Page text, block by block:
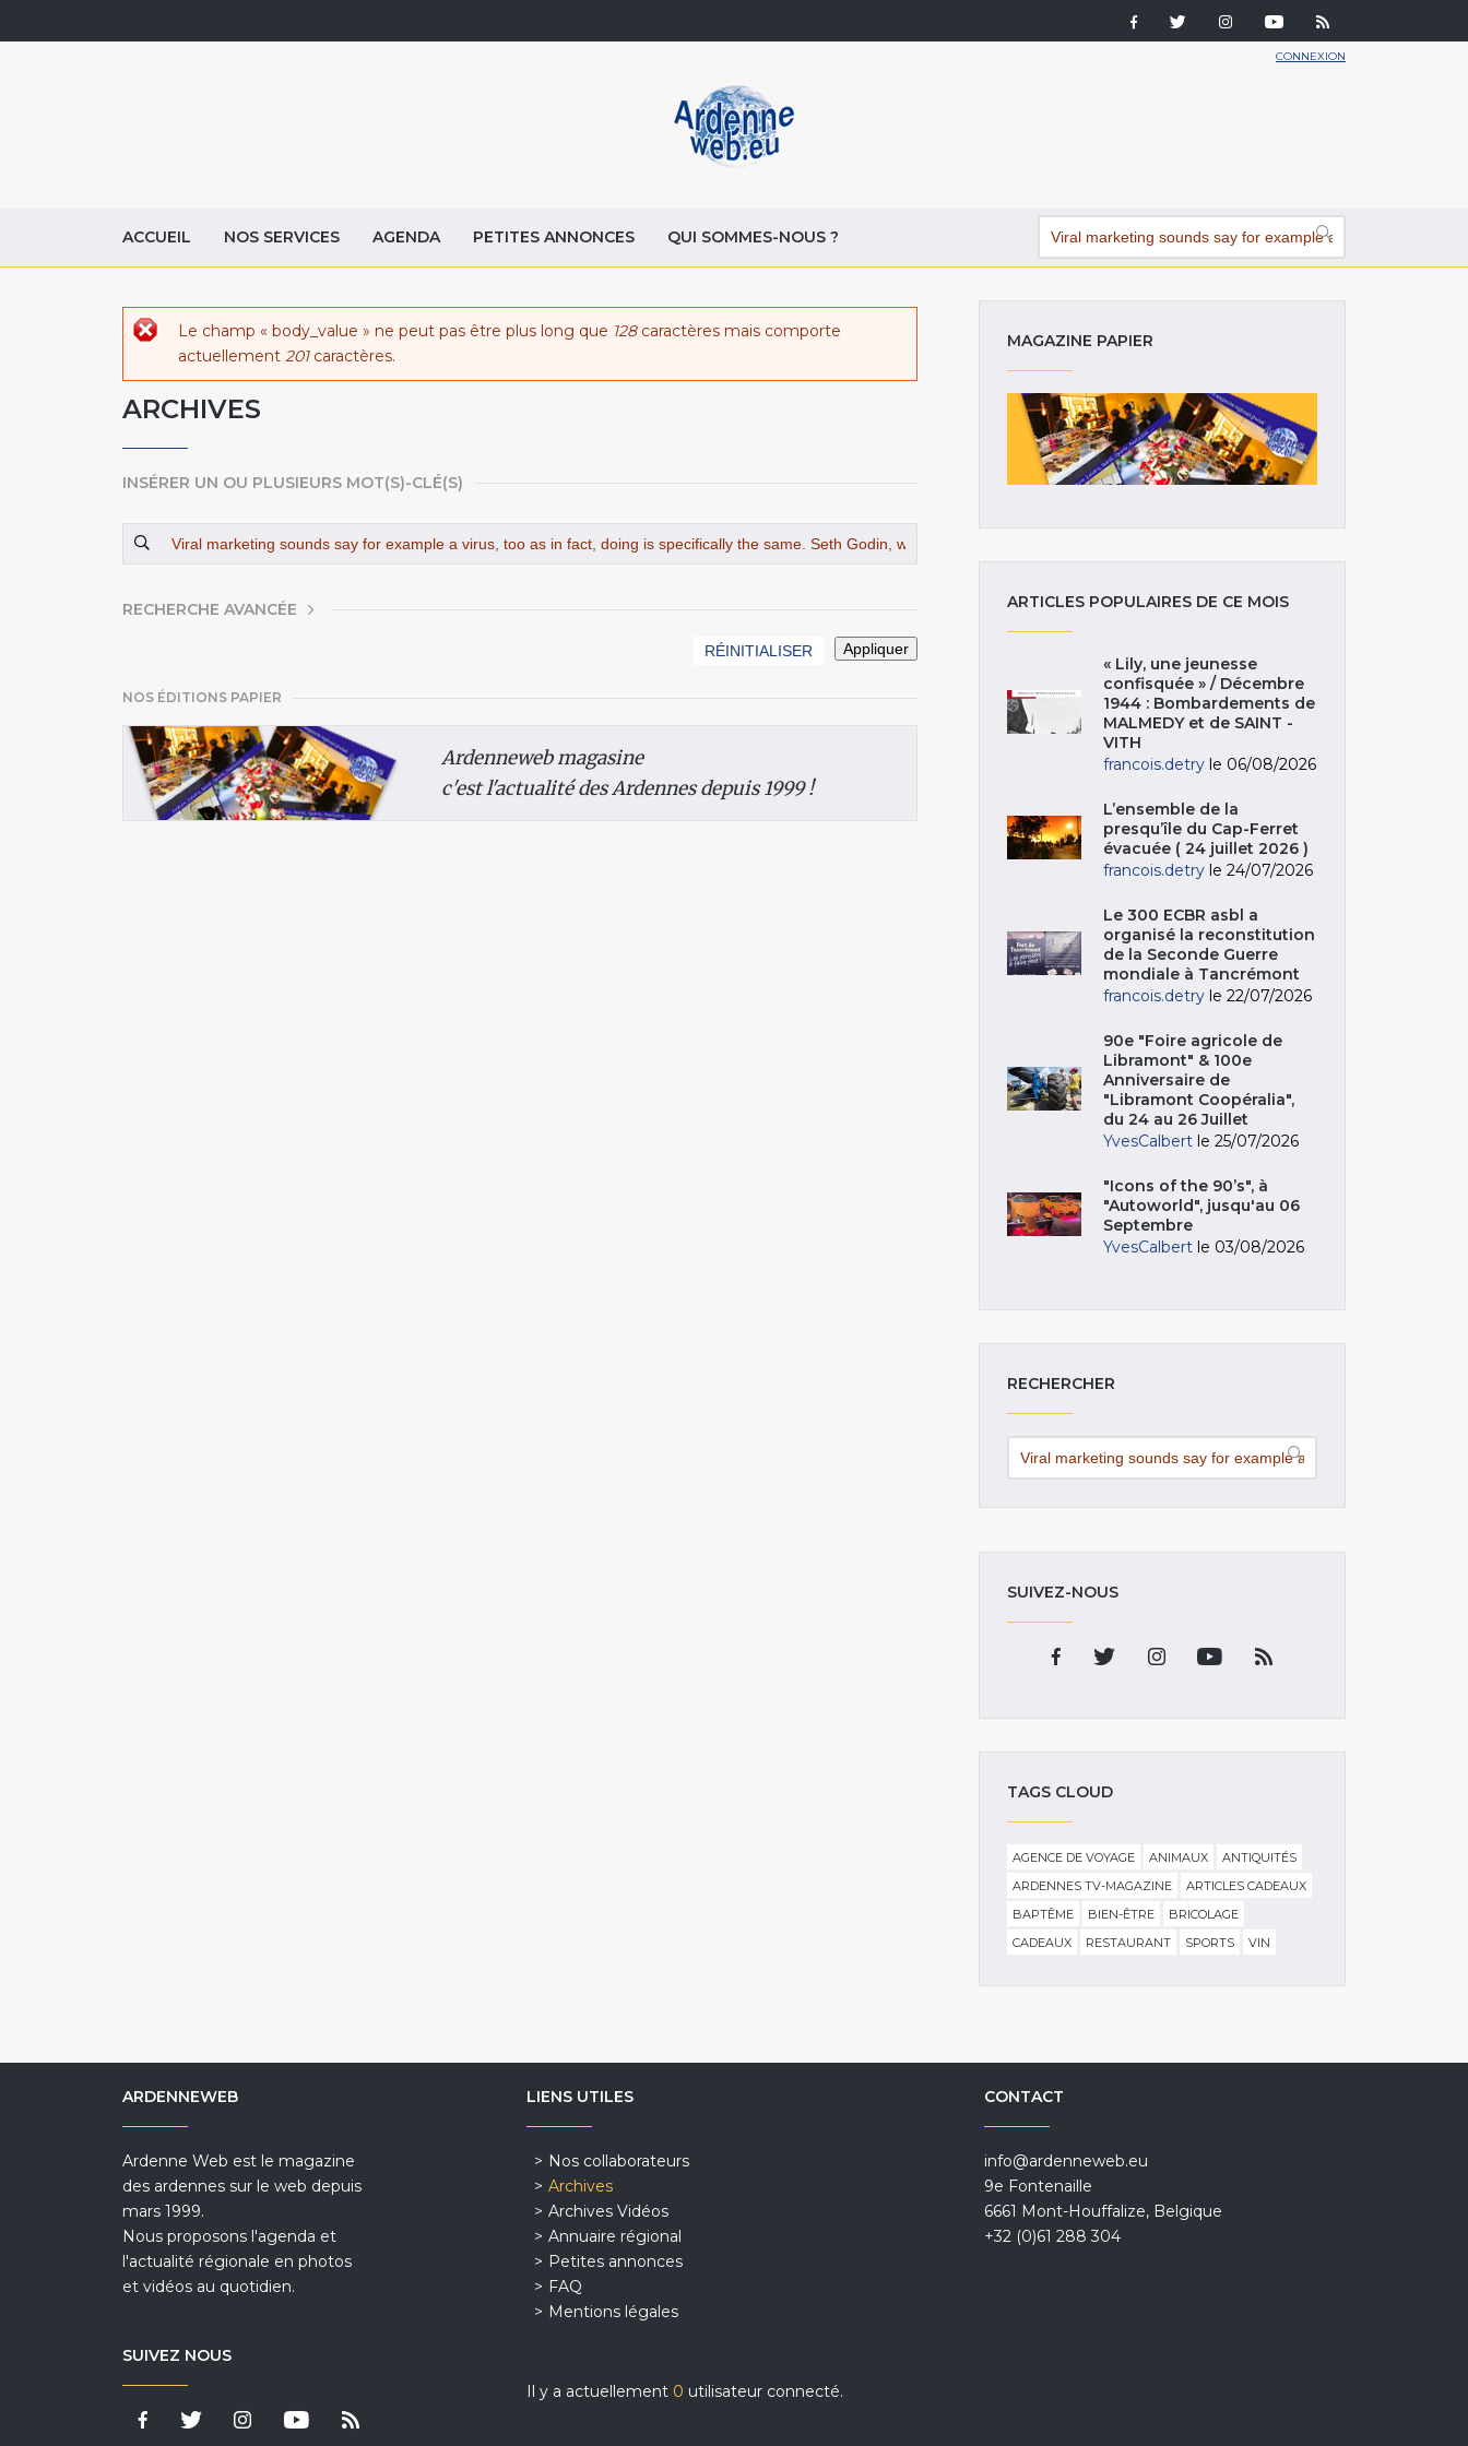
CONNEXION
ACCUEIL NOS SERVICES AGENDA PETITES ANNONCES QUI SOMMES-NOUS ?
Message d'erreur
Le champ « body_value » ne peut pas être plus long que 128caractères mais comporte
actuellement 201caractères.
ARCHIVES
INSÉRER UN OU PLUSIEURS MOT(S)-CLÉ(S)
AFFICHER
RECHERCHE AVANCÉE
NOS ÉDITIONS PAPIER
Ardenneweb magasine
c'est l'actualité des Ardennes depuis 1999 !
MAGAZINE PAPIER
ARTICLES POPULAIRES DE CE MOIS
« Lily, une jeunesse
confisquée » / Décembre
1944 : Bombardements de
MALMEDY et de SAINT -
VITH
francois.detry le 06/08/2026
L’ensemble de la
presqu’île du Cap-Ferret
évacuée ( 24 juillet 2026 )
francois.detry le 24/07/2026
Le 300 ECBR asbl a
organisé la reconstitution
de la Seconde Guerre
mondiale à Tancrémont
francois.detry le 22/07/2026
90e "Foire agricole de
Libramont" & 100e
Anniversaire de
"Libramont Coopéralia",
du 24 au 26 Juillet
YvesCalbert le 25/07/2026
"Icons of the 90’s", à
"Autoworld", jusqu'au 06
Septembre
YvesCalbert le 03/08/2026
RECHERCHER
SUIVEZ-NOUS
TAGS CLOUD
AGENCE DE VOYAGE ANIMAUX
ANTIQUITÉS
ARDENNES TV-MAGAZINE
ARTICLES CADEAUX
BAPTÊME
BIEN-ÊTRE
BRICOLAGE
CADEAUX
RESTAURANT SPORTS VIN
ARDENNEWEB
Ardenne Web est le magazine
des ardennes sur le web depuis
mars 1999.
Nous proposons l'agenda et
l'actualité régionale en photos
et vidéos au quotidien.
SUIVEZ NOUS
LIENS UTILES
Nos collaborateurs
Archives
Archives Vidéos
Annuaire régional
Petites annonces
FAQ
Mentions légales
Il y a actuellement 0 utilisateur connecté.
CONTACT
info@ardenneweb.eu
9e Fontenaille
6661 Mont-Houffalize, Belgique
+32 (0)61 288 304